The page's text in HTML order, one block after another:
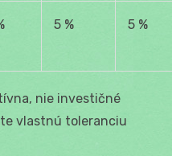
5 % 5 %
nie investičné
vlastnú toleranciu